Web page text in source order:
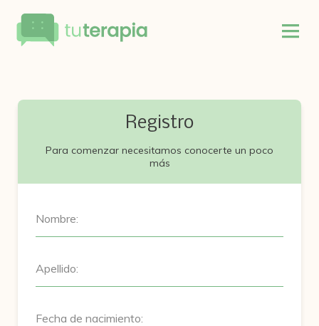
Registro
Para comenzar necesitamos conocerte un poco
más
Nombre:
Apellido:
Fecha de nacimiento: